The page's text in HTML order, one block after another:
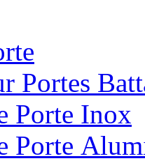
Portes
Porte Inox
Porte